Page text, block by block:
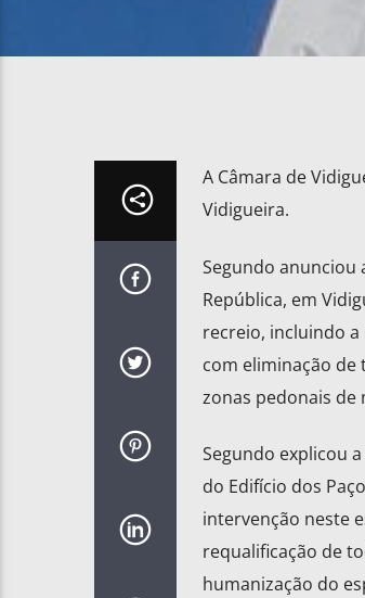
A Câmara de
Vidigueira.
Segundo anunciou
República, em
recreio, incluindo a
com eliminação
zonas pedonais de
Segundo explicou
do Edifício dos
intervenção neste
requalificação de
humanização do